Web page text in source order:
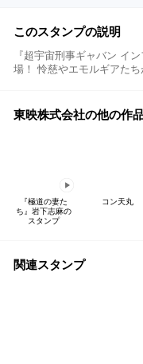
このスタンプの説明
『超宇宙刑事ギャバン イ
場！ 怜慈やエモルギアたち
東映株式会社の他の作
『極道の妻た
ち』岩下志麻の
スタンプ
コン天丸
関連スタンプ